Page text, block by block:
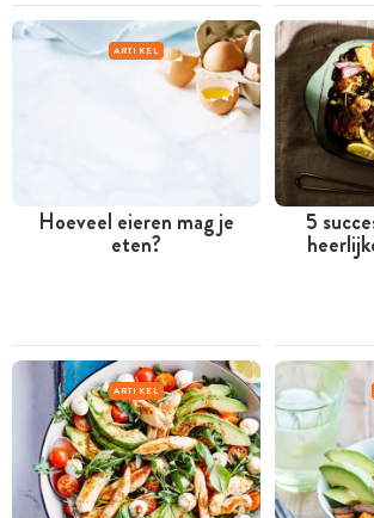
ARTIKEL
Hoeveel eieren mag je
eten?
5
ARTIKEL